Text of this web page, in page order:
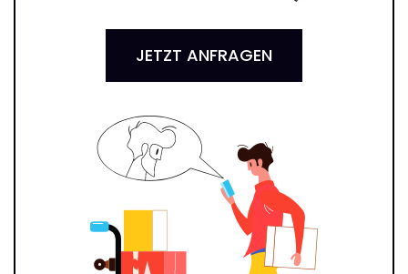
JETZT ANFRAGEN